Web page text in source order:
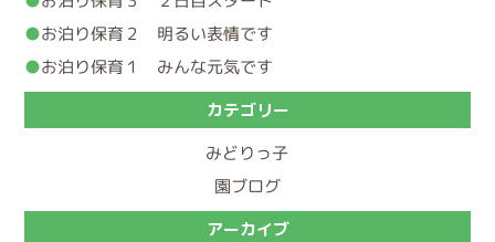
お泊り保育２ 明るい表情です
お泊り保育１ みんな元気です
カテゴリー
みどりっ子
園ブログ
アーカイブ